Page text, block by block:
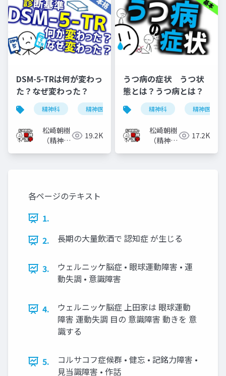
DSM-5-TRは何が変わっ
た？なぜ変わった？
精神科 精神医学 dsm-5-tr dsm-5
松崎朝樹
（精神科
19.2K
うつ病の症状 うつ状
態とは？うつ病とは？
精神科 精神医学
松崎朝樹
（精神科
17.2K
各ページのテキスト
1.
2.
長期の大量飲酒で 認知症 が生じる
3.
ウェルニッケ脳症 • 眼球運動障害 • 運
動失調 • 意識障害
4.
ウェルニッケ脳症 上田家は 眼球運動
障害 運動失調 目の 意識障害 動きを 意
識する
5.
コルサコフ症候群 • 健忘 • 記銘力障害 •
見当識障害 • 作話